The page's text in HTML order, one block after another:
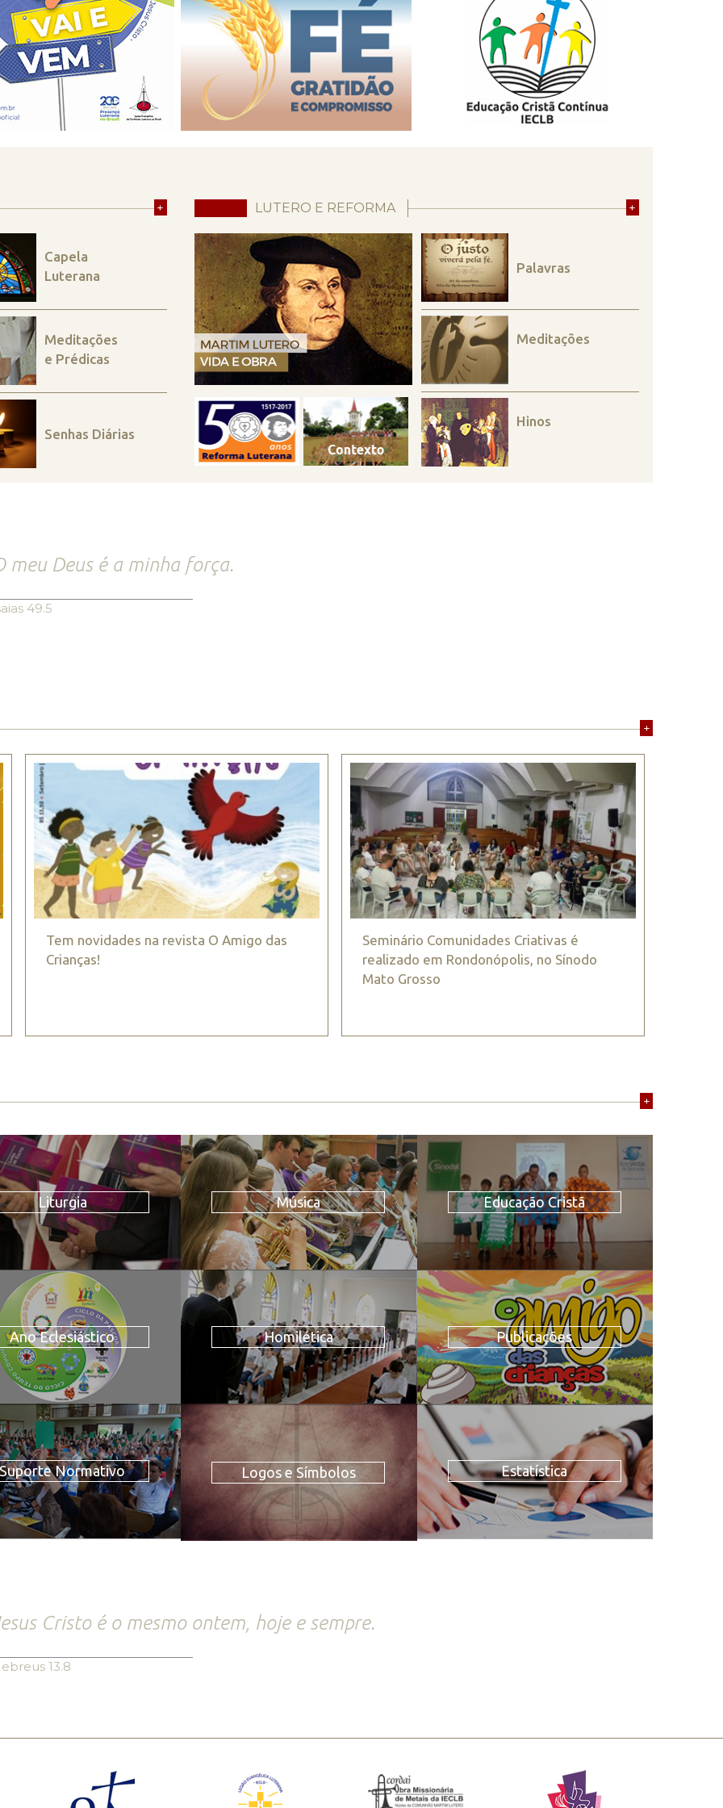
+
Capela
Luterana
Meditações
e Prédicas
Senhas Diárias
LUTERO E REFORMA +
Palavras
Meditações
Hinos
meu Deus é a minha força.
49.5
+
Tem novidades na revista O Amigo das
Crianças!
Seminário Comunidades Criativas é
realizado em Rondonópolis, no Sínodo
Mato Grosso
+
Liturgia Música Educação Cristã
Ano Eclesiástico Homilética Publicações
Suporte Normativo Logos e Símbolos Estatística
Cristo é o mesmo ontem, hoje e sempre.
13.8